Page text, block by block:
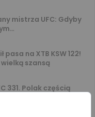
mistrza UFC: Gdyby
na XTB KSW 122!
szansą
331. Polak częścią